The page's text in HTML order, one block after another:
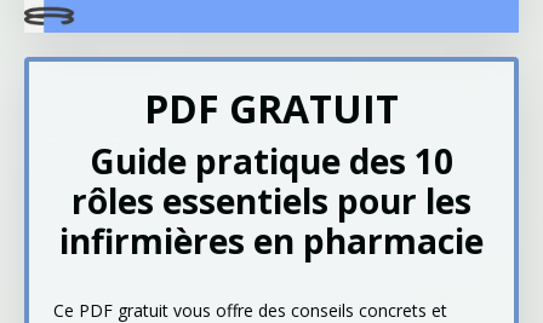
PDF GRATUIT
Guide pratique des 10
rôles essentiels pour les
infirmières en pharmacie
Ce PDF gratuit vous offre des conseils concrets et